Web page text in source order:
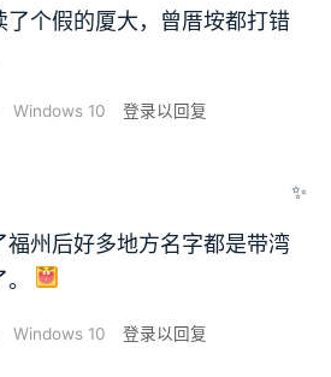
了个假的厦大，曾厝垵都打错
Windows 10 登录以回复
✨
福州后好多地方名字都是带湾
Windows 10 登录以回复